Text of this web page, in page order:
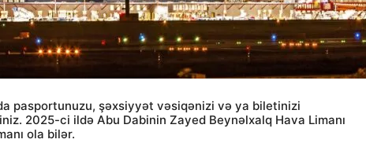
pasportunuzu, şəxsiyyət vəsiqənizi və ya biletinizi
2025-ci ildə Abu Dabinin Zayed Beynəlxalq Hava Limanı
ola bilər.